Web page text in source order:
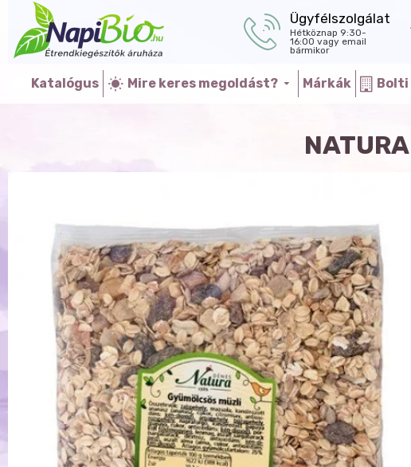
Ügyfélszolgálat
Hétköznap 9:30-
16:00 vagy email
bármikor
Katalógus Mire keres megoldást? Márkák Bolti